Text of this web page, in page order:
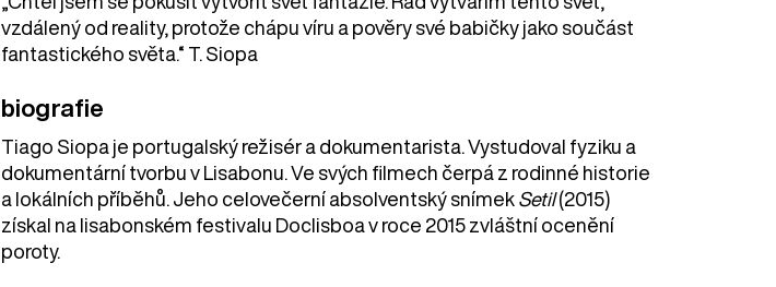
vzdálený od reality, protože chápu víru a pověry své babičky jako součást
fantastického světa.“ T. Siopa
biografie
Tiago Siopa je portugalský režisér a dokumentarista. Vystudoval fyziku a
dokumentární tvorbu v Lisabonu. Ve svých filmech čerpá z rodinné historie
a lokálních příběhů. Jeho celovečerní absolventský snímek Setil(2015)
získal na lisabonském festivalu Doclisboa v roce 2015 zvláštní ocenění
poroty.